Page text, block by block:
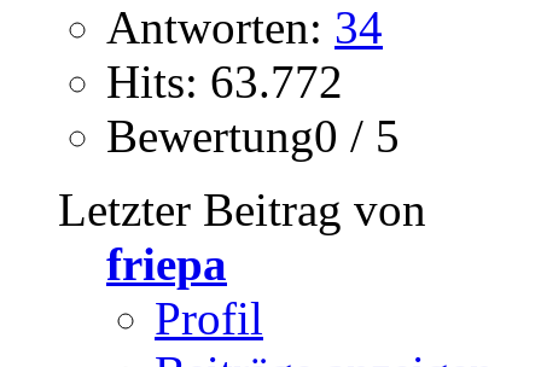
Antworten: 34
Hits: 63.772
Bewertung0 / 5
Letzter Beitrag von
friepa
Profil